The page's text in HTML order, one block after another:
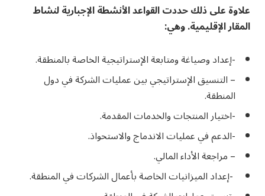
علاوة على ذلك حددت القواعد الأنشطة الإجبارية لنشاط
المقار الإقليمية. وهي:
-إعداد وصياغة ومتابعة الإستراتيجية الخاصة بالمنطقة.
– التنسيق الإستراتيجي بين عمليات الشركة في دول
المنطقة.
-اختيار المنتجات والخدمات المقدمة.
-الدعم في عمليات الاندماج والاستحواذ.
– مراجعة الأداء المالي.
-إعداد الميزانيات الخاصة بأعمال الشركات في المنطقة.